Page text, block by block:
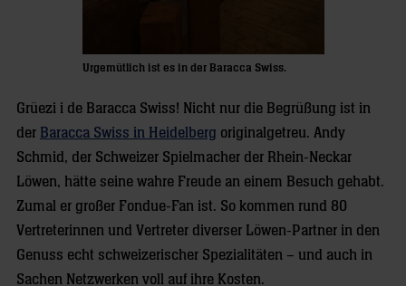
Urgemütlich ist es in der Baracca Swiss.
Grüezi i de Baracca Swiss! Nicht nur die Begrüßung ist in
der Baracca Swiss in Heidelberg originalgetreu. Andy
Schmid, der Schweizer Spielmacher der Rhein-Neckar
Löwen, hätte seine wahre Freude an einem Besuch gehabt.
Zumal er großer Fondue-Fan ist. So kommen rund 80
Vertreterinnen und Vertreter diverser Löwen-Partner in den
Genuss echt schweizerischer Spezialitäten – und auch in
Sachen Netzwerken voll auf ihre Kosten.